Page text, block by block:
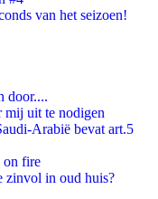
van het seizoen!
door....
mij uit te nodigen
Arabië bevat art.5
on fire
zinvol in oud huis?